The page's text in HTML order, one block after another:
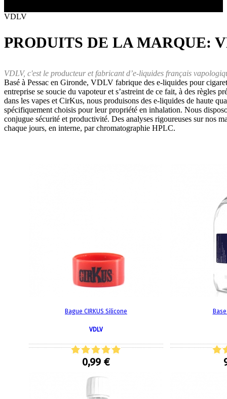
- LES PLUS VENDUS
- RECHERCHE AVANCÉE
Boxs
Pods & Formats Poche
Boxs
LA PRESSE EN PARLE
Reportage Vox Pop ARTE
Interview France Bleu Genericlop
VDLV
PRODUITS DE LA MARQUE:
VDLV, c'est le producteur et fabricant d’e-liquides français
Basé à Pessac en Gironde, VDLV fabrique des e-liquides pour
entreprise se soucie du vapoteur et s’astreint de ce fait, à des règles
dans les vapes et CirKus, nous produisons des e-liquides de haute
spécifiquement choisis pour leur propriété en inhalation. Nous
conjugue sécurité et productivité. Des analyses rigoureuses sur nos
chaque jours, en interne, par chromatographie HPLC.
Bague CIRKUS Silicone
VDLV
0,99 €